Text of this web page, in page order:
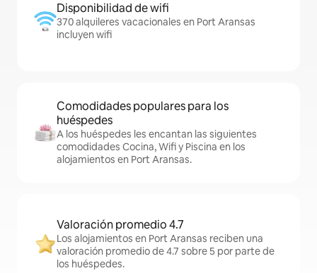
Disponibilidad de wifi
370 alquileres vacacionales en Port Aransas
incluyen wifi
Comodidades populares para los
huéspedes
A los huéspedes les encantan las siguientes
comodidades Cocina, Wifi y Piscina en los
alojamientos en Port Aransas.
Valoración promedio 4.7
Los alojamientos en Port Aransas reciben una
valoración promedio de 4.7 sobre 5 por parte de
los huéspedes.